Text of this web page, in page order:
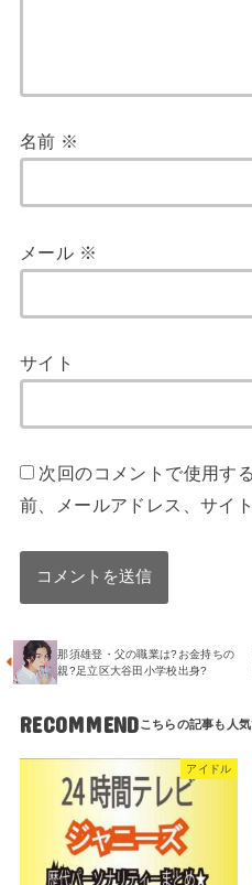
名前 ※
メール ※
サイト
次回のコメントで使用す
前、メールアドレス、サイ
那須雄登・父の職業は?お金持ちの
親?足立区大谷田小学校出身?
RECOMMEND
アイドル